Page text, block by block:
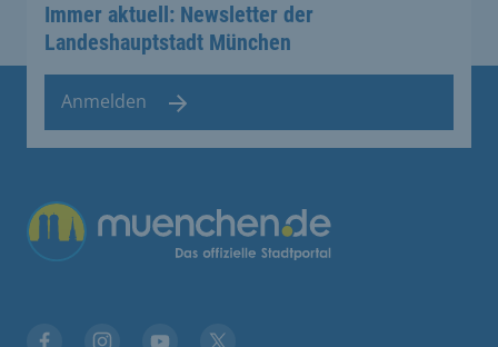
Immer aktuell: Newsletter der
Landeshauptstadt München
Anmelden